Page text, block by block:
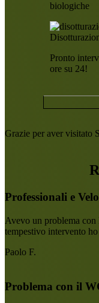
biologiche
Pronto
ore su 24!
Grazie per aver visitato
Professionali e
Avevo un problema
tempestivo intervento
Paolo F.
Problema con il